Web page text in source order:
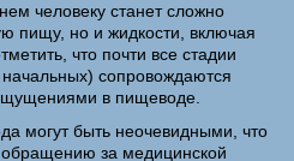
человеку станет сложно
пищу, но и жидкости, включая
что почти все стадии
сопровождаются
в пищеводе.
могут быть неочевидными, что
обращению за медицинской